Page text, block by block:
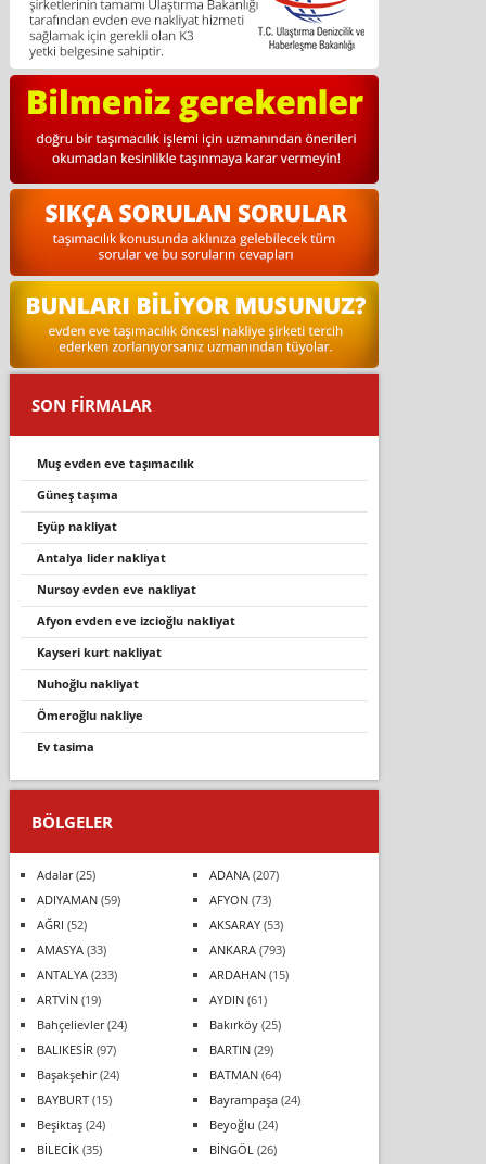
SON FİRMALAR
muş evden eve taşımacılık
güneş taşıma
eyüp nakliyat
antalya lider nakliyat
nursoy evden eve nakliyat
afyon evden eve izcioğlu nakliyat
kayseri kurt nakliyat
nuhoğlu nakliyat
ömeroğlu nakliye
ev tasima
BÖLGELER
Adalar(25) ADANA(207)
ADIYAMAN(59) AFYON(73)
AĞRI (52) AKSARAY(53)
AMASYA(33) ANKARA(793)
ANTALYA(233) ARDAHAN(15)
ARTVİN(19) AYDIN(61)
Bahçelievler(24) Bakırköy(25)
BALIKESİR (97) BARTIN(29)
Başakşehir(24) BATMAN(64)
BAYBURT(15) Bayrampaşa(24)
Beşiktaş(24) Beyoğlu (24)
BİLECİK(35) BİNGÖL (26)